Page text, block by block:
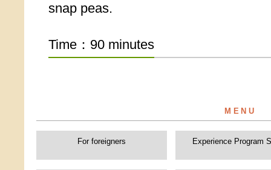
snap peas.
Time：90 minutes
For foreigners Experience Program